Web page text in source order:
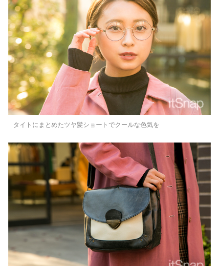
タイトにまとめたツヤ髪ショートでクールな色気を